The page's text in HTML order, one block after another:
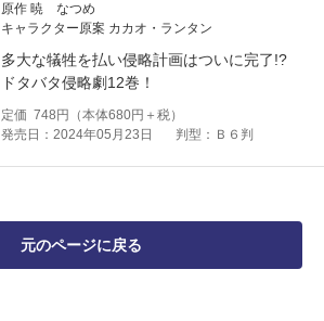
原作 暁 なつめ
キャラクター原案 カカオ・ランタン
多大な犠牲を払い侵略計画はついに完了!?
ドタバタ侵略劇12巻！
定価 748 円（本体680円＋税）
発売日：2024年05月23日
判型：Ｂ６判
元のページに戻る